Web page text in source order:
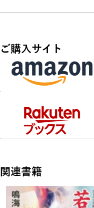
凄腕浪人や艶っぽい刺客
合う二人であったが、や
て……。
ご購入サイト
関連書籍